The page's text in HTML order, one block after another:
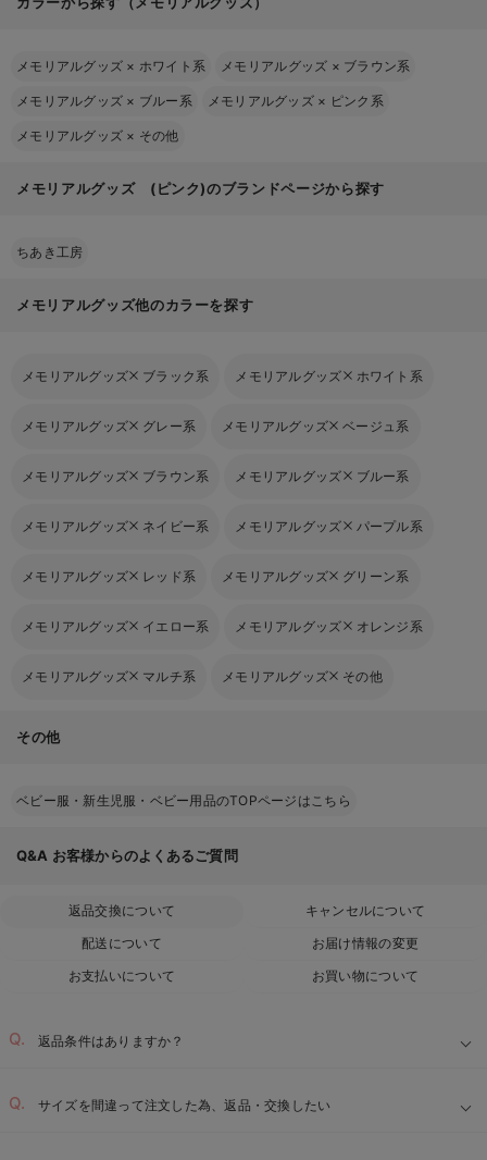
メモリアルグッズ × ホワイト系 メモリアルグッズ × ブラウン系
メモリアルグッズ × ブルー系 メモリアルグッズ × ピンク系
メモリアルグッズ × その他
メモリアルグッズ (ピンク)のブランドページから探す
ちあき工房
メモリアルグッズ他のカラーを探す
メモリアルグッズ ブラック系 メモリアルグッズ ホワイト系
メモリアルグッズ グレー系 メモリアルグッズ ベージュ系
メモリアルグッズ ブラウン系 メモリアルグッズ ブルー系
メモリアルグッズ ネイビー系 メモリアルグッズ パープル系
メモリアルグッズ レッド系 メモリアルグッズ グリーン系
メモリアルグッズ イエロー系 メモリアルグッズ オレンジ系
メモリアルグッズ マルチ系 メモリアルグッズ その他
その他
ベビー服・新生児服・ベビー用品のTOPページはこちら
Q&A お客様からのよくあるご質問
返品交換について
キャンセルについて
配送について
お届け情報の変更
お支払いについて
お買い物について
返品条件はありますか？
サイズを間違って注文した為、返品・交換したい